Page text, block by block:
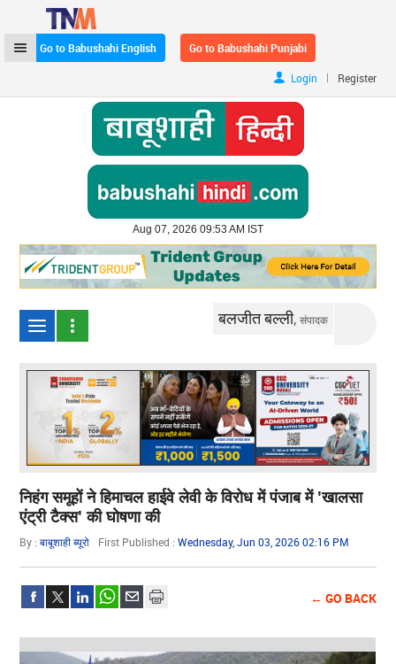
Go to Babushahi English Go to Babushahi Punjabi
Login | Register
Aug 07, 2026 09:53 AM IST
बलजीत बल्ली,संपादक
निहंग समूहों ने हिमाचल हाईवे लेवी के विरोध में पंजाब में 'खालसा
एंट्री टैक्स' की घोषणा की
By :बाबूशाही ब्यूरो First Published :Wednesday, Jun 03, 2026 02:16 PM
← GO BACK